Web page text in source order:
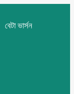
বেটা ভার্সন